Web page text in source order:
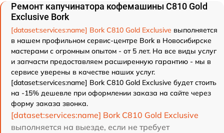
Ремонт капучинатора кофемашины C810 Gold
Exclusive Bork
[dataset:services:name] Bork C810 Gold Exclusive выполняется
в нашем профильном сервис-центре Bork в Новосибирске
мастерами с огромным опытом - от 5 лет. На все виды услуг
и запчасти предоставляем расширенную гарантию - мы в
сервисе уверены в качестве наших услуг.
[dataset:services:name] Bork C810 Gold Exclusive будет стоить
на -15% дешевле при оформлении заказа на сайте через
форму заказа звонка.
[dataset:services:name] Bork C810 Gold Exclusive
выполняется на выезде, если не требует